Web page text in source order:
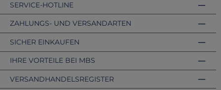
SERVICE-HOTLINE
ZAHLUNGS- UND VERSANDARTEN
VERSANDHANDELSREGISTER
SICHER EINKAUFEN
IHRE VORTEILE BEI MBS